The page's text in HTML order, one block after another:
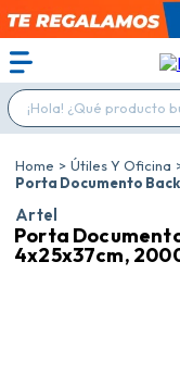
¡Hola! ¿Qué producto
Útiles Y Oficina
Porta Documento
Artel
Porta
4x25x37cm,